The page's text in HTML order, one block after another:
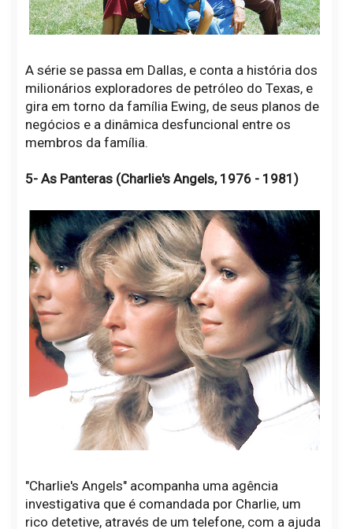
A série se passa em Dallas, e conta a história dos
milionários exploradores de petróleo do Texas, e
gira em torno da família Ewing, de seus planos de
negócios e a dinâmica desfuncional entre os
membros da família.
5- As Panteras (Charlie's Angels, 1976 - 1981)
"Charlie's Angels" acompanha uma agência
investigativa que é comandada por Charlie, um
rico detetive, através de um telefone, com a ajuda